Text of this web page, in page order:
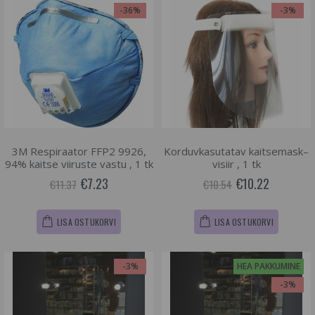
-36%
3M Respiraator FFP2 9926,
94% kaitse viiruste vastu , 1 tk
€11.37 €7.23
LISA OSTUKORVI
-3%
Korduvkasutatav kaitsemask–
visiir , 1 tk
€10.54 €10.22
LISA OSTUKORVI
-3%
HEA PAKKUMINE
-3%